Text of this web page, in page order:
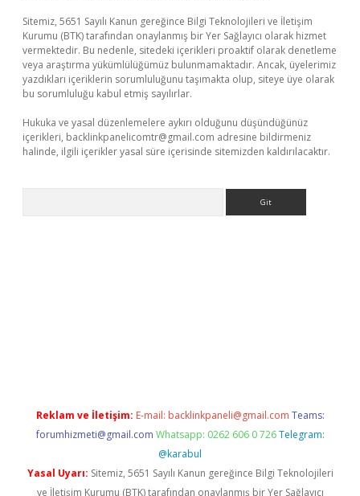
Sitemiz, 5651 Sayılı Kanun gereğince Bilgi Teknolojileri ve İletişim
Kurumu (BTK) tarafından onaylanmış bir Yer Sağlayıcı olarak hizmet
vermektedir. Bu nedenle, sitedeki içerikleri proaktif olarak denetleme
veya araştırma yükümlülüğümüz bulunmamaktadır. Ancak, üyelerimiz
yazdıkları içeriklerin sorumluluğunu taşımakta olup, siteye üye olarak
bu sorumluluğu kabul etmiş sayılırlar.
Hukuka ve yasal düzenlemelere aykırı olduğunu düşündüğünüz
içerikleri, backlinkpanelicomtr@gmail.com adresine bildirmeniz
halinde, ilgili içerikler yasal süre içerisinde sitemizden kaldırılacaktır.
Reklam ve İletişim: E-mail: backlinkpaneli@gmail.com Teams:
forumhizmeti@gmail.com Whatsapp: 0262 606 0 726 Telegram:
@karabul
Yasal Uyarı: Sitemiz, 5651 Sayılı Kanun gereğince Bilgi Teknolojileri
ve İletişim Kurumu (BTK) tarafından onaylanmış bir Yer Sağlayıcı